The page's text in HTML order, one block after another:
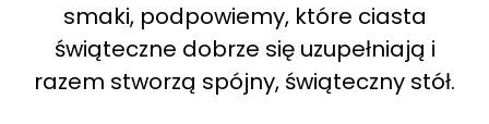
smaki, podpowiemy, które ciasta
świąteczne dobrze się uzupełniają i
razem stworzą spójny, świąteczny stół.